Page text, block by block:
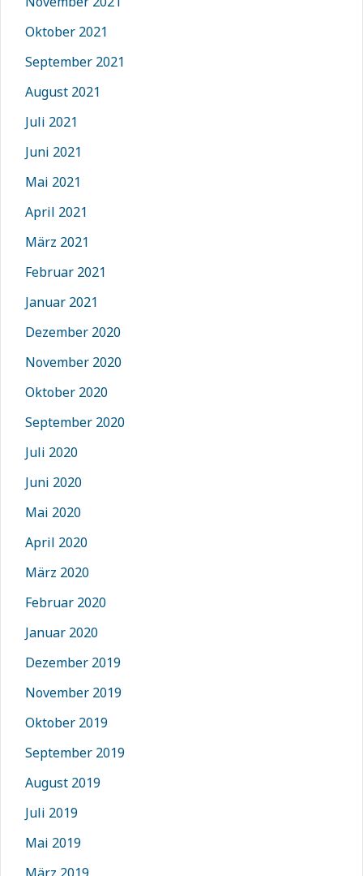
Oktober 2021
September 2021
August 2021
Juli 2021
Juni 2021
Mai 2021
April 2021
März 2021
Februar 2021
Januar 2021
Dezember 2020
November 2020
Oktober 2020
September 2020
Juli 2020
Juni 2020
Mai 2020
April 2020
März 2020
Februar 2020
Januar 2020
Dezember 2019
November 2019
Oktober 2019
September 2019
August 2019
Juli 2019
Mai 2019